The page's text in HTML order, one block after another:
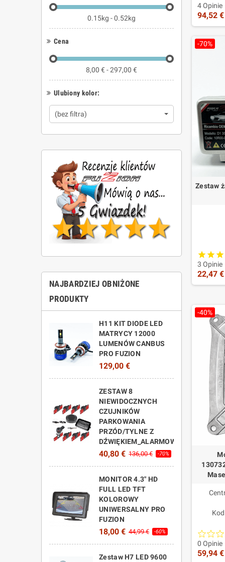
0.15kg - 0.52kg
Cena
8,00 € - 297,00 €
Ulubiony kolor:
(bez filtra)
NAJBARDZIEJ OBNIŻONE
PRODUKTY
H11 KIT DIODE LED
MATRYCY 12000
LUMENÓW CANBUS
PRO FUZION
129,00 €
ZESTAW 8
NIEWIDOCZNYCH
CZUJNIKÓW
PARKOWANIA
PRZÓD/TYLNE Z
DŹWIĘKIEM_ALARMOWYM
40,80 € 136,00 € -70%
MONITOR 4.3" HD
FULL LED TFT
KOLOROWY
UNIWERSALNY PRO
FUZION
18,00 € 44,99 € -60%
Zestaw H7 LED 9600
Czy
Tak. Ta
Jak
Sprawdź
4 Opinie
94,52 €
-70%
Zestaw
3 Opinie
22,47 €
-40%
0 Opinie
59,94 €